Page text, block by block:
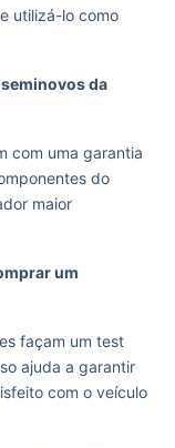
utilizá-lo como
da
com uma garantia
do
maior
um
façam um test
ajuda a garantir
com o veículo